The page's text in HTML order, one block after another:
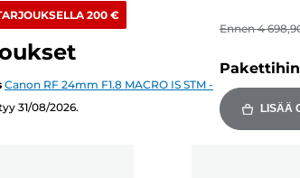
200 €
Canon RF 24mm F1.8 MACRO IS STM -
31/08/2026.
Ennen4
LISÄÄ